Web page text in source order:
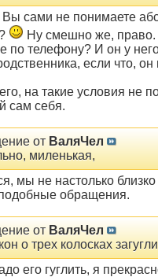
сами не понимаете
Ну смешно же,
по телефону? И он у
если что, он
на такие условия не
сам себя.
от ВаляЧел
миленькая,
мы не настолько
обращения.
от ВаляЧел
о трех колосках
его гуглить, я